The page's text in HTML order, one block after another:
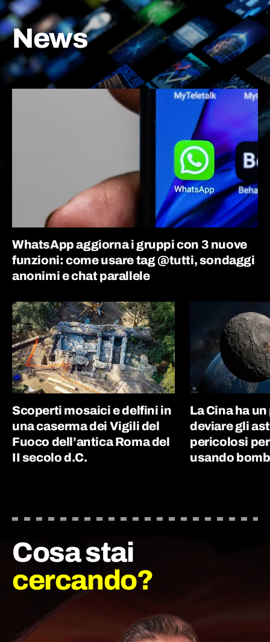
News
WhatsApp aggiorna i gruppi con 3 nuove
funzioni: come usare tag @tutti, sondaggi
anonimi e chat parallele
Scoperti mosaici e delfini in
una caserma dei Vigili del
Fuoco dell’antica Roma del
II secolo d.C.
La Cina ha
deviare gli
pericolosi per
usando
Cosa stai
cercando?